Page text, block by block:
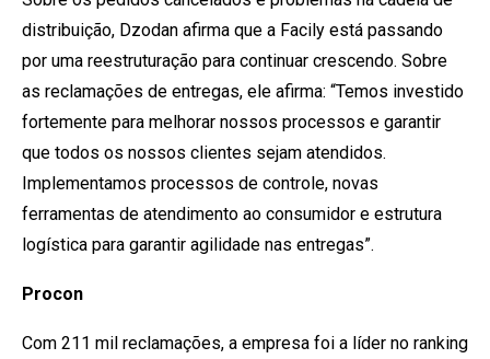
distribuição, Dzodan afirma que a Facily está passando
por uma reestruturação para continuar crescendo. Sobre
as reclamações de entregas, ele afirma: “Temos investido
fortemente para melhorar nossos processos e garantir
que todos os nossos clientes sejam atendidos.
Implementamos processos de controle, novas
ferramentas de atendimento ao consumidor e estrutura
logística para garantir agilidade nas entregas”.
Procon
Com 211 mil reclamações, a empresa foi a líder no ranking